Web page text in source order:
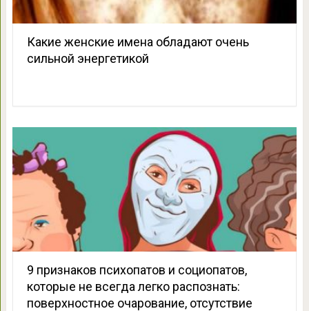
Какие женские имена обладают очень
сильной энергетикой
9 признаков психопатов и социопатов,
которые не всегда легко распознать:
поверхностное очарование, отсутствие